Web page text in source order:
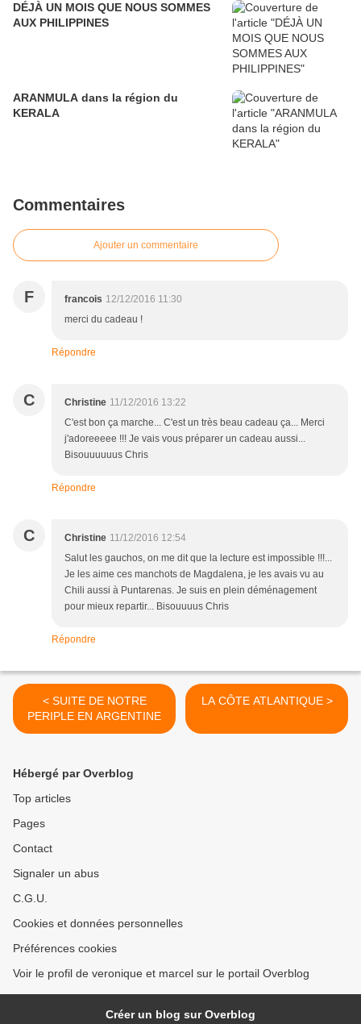
DÉJÀ UN MOIS QUE NOUS SOMMES
AUX PHILIPPINES
ARANMULA dans la région du
KERALA
Commentaires
Ajouter un commentaire
F francois 12/12/2016 11:30
merci du cadeau !
Répondre
C Christine 11/12/2016 13:22
C'est bon ça marche... C'est un très beau cadeau ça... Merci
j'adoreeeee !!! Je vais vous préparer un cadeau aussi...
Bisouuuuuus Chris
Répondre
C Christine 11/12/2016 12:54
Salut les gauchos, on me dit que la lecture est impossible !!!...
Je les aime ces manchots de Magdalena, je les avais vu au
Chili aussi à Puntarenas. Je suis en plein déménagement
pour mieux repartir... Bisouuuus Chris
Répondre
< SUITE DE NOTRE
PERIPLE EN ARGENTINE
LA CÔTE ATLANTIQUE >
Hébergé par Overblog
Top articles
Pages
Contact
Signaler un abus
C.G.U.
Cookies et données personnelles
Préférences cookies
Voir le profil de veronique et marcel sur le portail Overblog
Créer un blog sur Overblog